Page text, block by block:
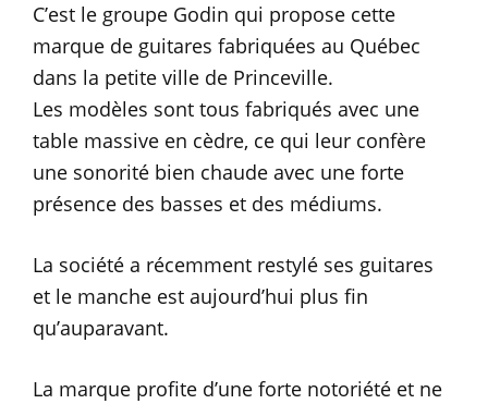
C’est le groupe Godin qui propose cette
marque de guitares fabriquées au Québec
dans la petite ville de Princeville.
Les modèles sont tous fabriqués avec une
table massive en cèdre, ce qui leur confère
une sonorité bien chaude avec une forte
présence des basses et des médiums.
La société a récemment restylé ses guitares
et le manche est aujourd’hui plus fin
qu’auparavant.
La marque profite d’une forte notoriété et ne